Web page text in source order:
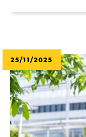
25/11/2025